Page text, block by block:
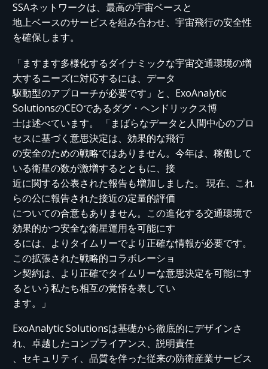
SSAネットワークは、最高の宇宙ベースと
地上ベースのサービスを組み合わせ、宇宙飛行の安全性
を確保します。
「ますます多様化するダイナミックな宇宙交通環境の増
大するニーズに対応するには、データ
駆動型のアプローチが必要です」と、ExoAnalytic
SolutionsのCEOであるダグ・ヘンドリックス博
士は述べています。 「まばらなデータと人間中心のプロ
セスに基づく意思決定は、効果的な飛行
の安全のための戦略ではありません。今年は、稼働して
いる衛星の数が激増するとともに、接
近に関する公表された報告も増加しました。 現在、これ
らの公に報告された接近の定量的評価
についての合意もありません。この進化する交通環境で
効果的かつ安全な衛星運用を可能にす
るには、よりタイムリーでより正確な情報が必要です。
この拡張された戦略的コラボレーショ
ン契約は、より正確でタイムリーな意思決定を可能にす
るという私たち相互の覚悟を表してい
ます。」
ExoAnalytic Solutionsは基礎から徹底的にデザインさ
れ、卓越したコンプライアンス、説明責任
、セキュリティ、品質を伴った従来の防衛産業サービス